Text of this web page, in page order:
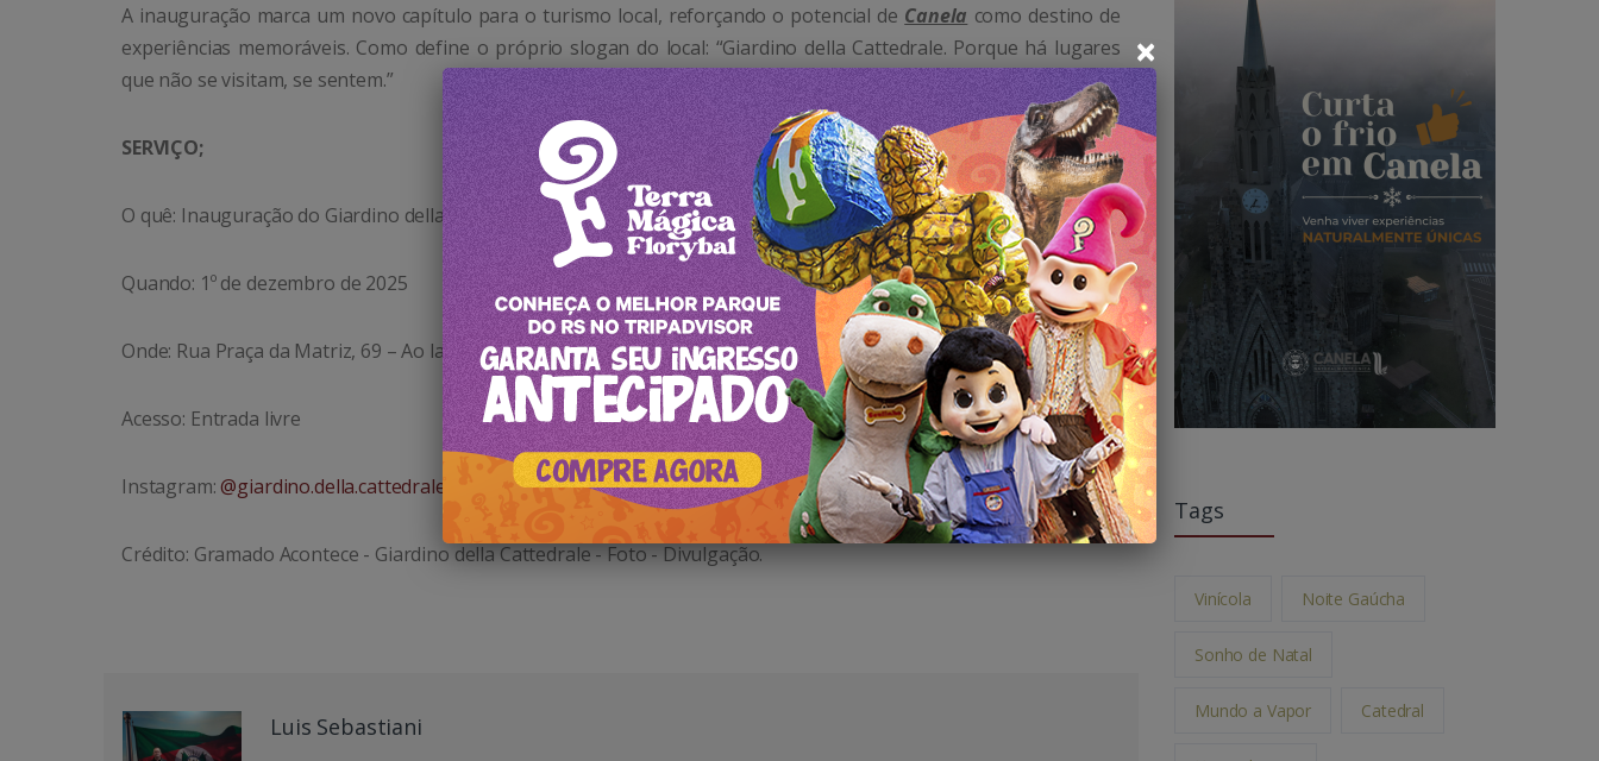
A inauguração marca um novo capítulo para o turismo local, reforçando o potencial de Canela como destino de
experiências memoráveis. Como define o próprio slogan do local: “Giardino della Cattedrale. Porque há lugares
que não se visitam, se sentem.”
SERVIÇO;
O quê: Inauguração do Giardino della Cattedrale
Quando: 1º de dezembro de 2025
Onde: Rua Praça da Matriz, 69 – Ao lado daCatedral de Pedra, Canela/RS
Acesso: Entrada livre
Instagram:@giardino.della.cattedrale
Crédito: Gramado Acontece - Giardino della Cattedrale - Foto - Divulgação.
Luis Sebastiani
Tags
Vinícola Noite Gaúcha
Sonho de Natal
Mundo a Vapor Catedral
×